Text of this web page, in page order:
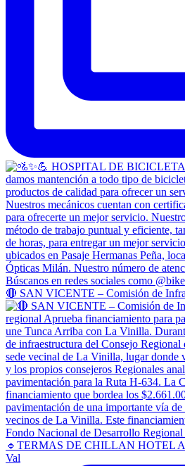
🔴 SAN VICENTE – Comisión de
🔹TERMAS DE CHILLAN HOTEL
Val